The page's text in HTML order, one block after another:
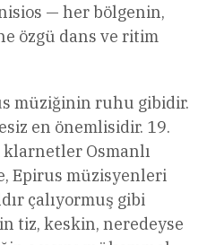
— her bölgenin,
özgü dans ve ritim
müziğinin ruhu gibidir.
en önemlisidir. 19.
Osmanlı
Epirus müzisyenleri
çalıyormuş gibi
tiz, keskin, neredeyse